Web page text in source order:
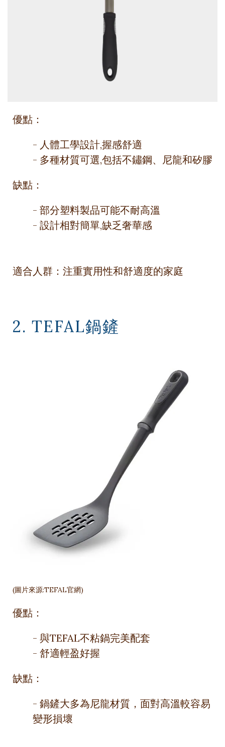
優點：
- 人體工學設計,握感舒適
- 多種材質可選,包括不鏽鋼、尼龍和矽膠
缺點：
- 部分塑料製品可能不耐高溫
- 設計相對簡單,缺乏奢華感
適合人群：注重實用性和舒適度的家庭
2. TEFAL鍋鏟
(圖片來源:TEFAL官網)
優點：
- 與TEFAL不粘鍋完美配套
- 舒適輕盈好握
缺點：
- 鍋鏟大多為尼龍材質，面對高溫較容易
變形損壞